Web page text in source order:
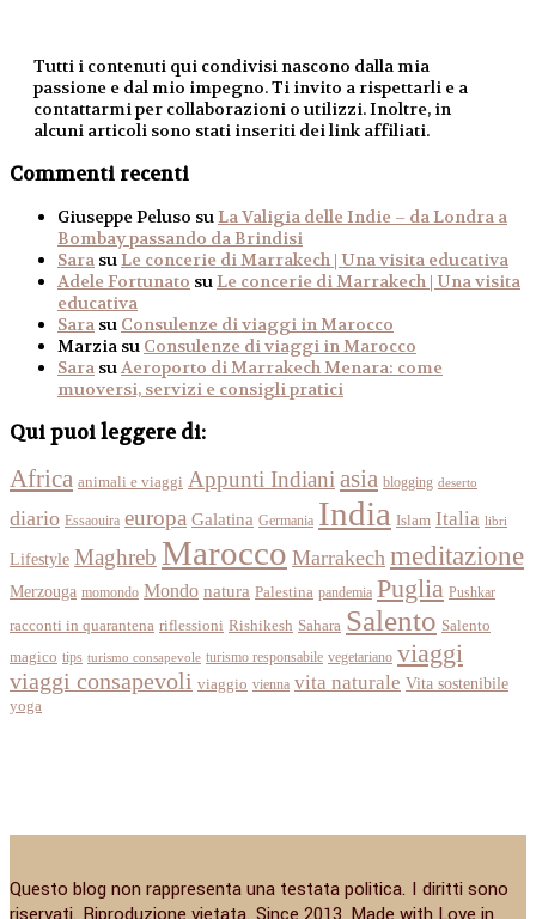
Tutti i contenuti qui condivisi nascono dalla mia
passione e dal mio impegno. Ti invito a rispettarli e a
contattarmi per collaborazioni o utilizzi. Inoltre, in
alcuni articoli sono stati inseriti dei link affiliati.
Commenti recenti
Giuseppe Peluso suLa Valigia delle Indie – da Londra a
Bombay passando da Brindisi
Sara suLe concerie di Marrakech | Una visita educativa
Adele Fortunato suLe concerie di Marrakech | Una visita
educativa
Sara su Consulenze di viaggi in Marocco
Marzia su Consulenze di viaggi in Marocco
Sara suAeroporto di Marrakech Menara: come
muoversi, servizi e consigli pratici
Qui puoi leggere di:
Africa animali e viaggi Appunti Indianiasia blogging deserto
diario Essaouira europa Galatina Germania India Islam Italia libri
Lifestyle Maghreb Marocco Marrakech meditazione
Merzouga momondo Mondo natura Palestina pandemia Puglia Pushkar
racconti in quarantena riflessioni Rishikesh Sahara Salento Salento
magico tips turismo consapevole turismo responsabile vegetariano viaggi
viaggi consapevoli viaggio vienna vita naturale Vita sostenibile
yoga
Questo blog non rappresenta una testata politica. I diritti sono